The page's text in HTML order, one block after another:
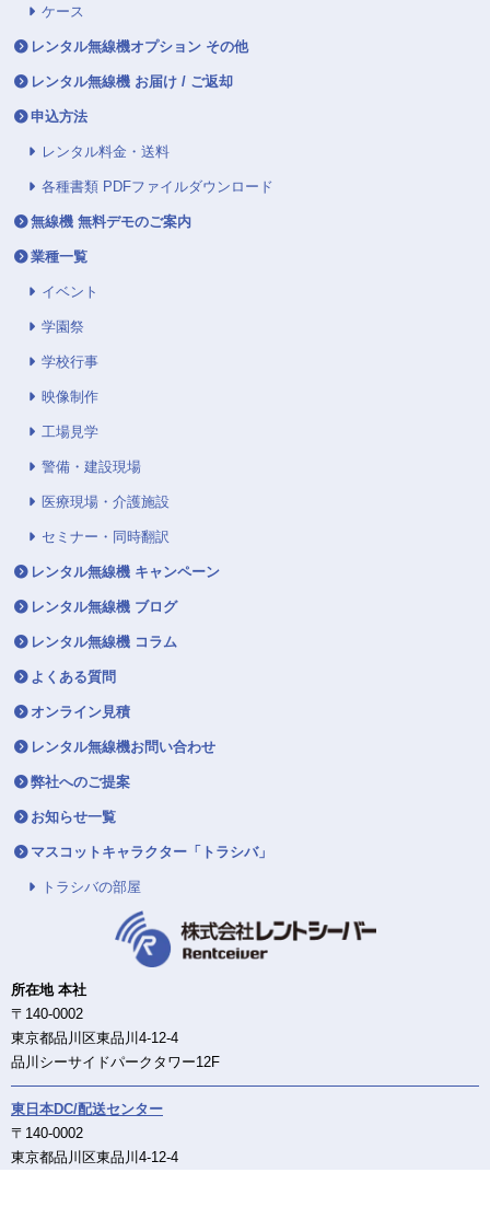
ケース
レンタル無線機オプション その他
レンタル無線機 お届け / ご返却
申込方法
レンタル料金・送料
各種書類 PDFファイルダウンロード
無線機 無料デモのご案内
業種一覧
イベント
学園祭
学校行事
映像制作
工場見学
警備・建設現場
医療現場・介護施設
セミナー・同時翻訳
レンタル無線機 キャンペーン
レンタル無線機 ブログ
レンタル無線機 コラム
よくある質問
オンライン見積
レンタル無線機お問い合わせ
弊社へのご提案
お知らせ一覧
マスコットキャラクター「トラシバ」
トラシバの部屋
所在地 本社
〒140-0002
東京都品川区東品川4-12-4
品川シーサイドパークタワー12F
東日本DC/配送センター
〒140-0002
東京都品川区東品川4-12-4